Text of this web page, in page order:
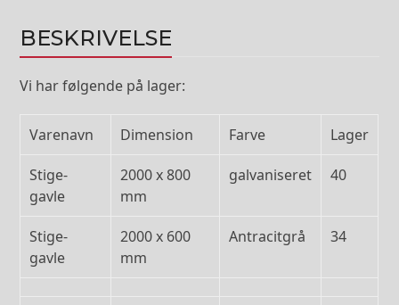
BESKRIVELSE
Vi har følgende på lager:
Varenavn Dimension Farve Lager
Stige-
gavle
2000 x 800
mm
galvaniseret 40
Stige-
gavle
2000 x 600
mm
Antracitgrå 34